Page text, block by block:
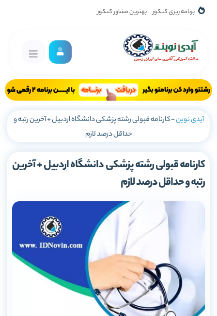
برنامه ریزی کنکور بهترین مشاور کنکور
آیدی نوین-کارنامه قبولی رشته پزشکی دانشگاه اردبیل + آخرین رتبه و
حداقل درصد لازم
کارنامه قبولی رشته پزشکی دانشگاه اردبیل + آخرین
رتبه و حداقل درصد لازم